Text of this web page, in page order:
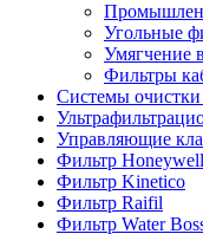
Угольные
Умягчение
Фильтры
Системы очистки
Управляющие
Фильтр Honeywell
Фильтр Kinetico
Фильтр Raifil
Фильтр Water